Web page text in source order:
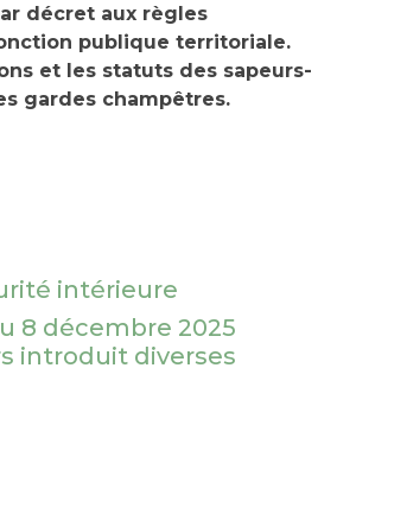
décret aux règles
publique territoriale.
et les statuts des sapeurs-
gardes champêtres.
intérieure
8 décembre 2025
introduit diverses